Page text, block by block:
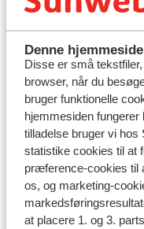
Denne
Disse er små
browser, når du
bruger funktionelle
hjemmesiden
tilladelse bruger vi
statistike cookies til at
præference-cookies til
os, og marketing-
at placere 1. og 3.